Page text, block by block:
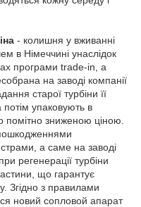
- колишня у вживанні
в Німеччині унаслідок
програми trade-in, а
на заводі компанії
старої турбіни її
потім упаковують в
помітно зниженою ціною.
а саме на заводі
регенерації турбіни
що гарантує
Згідно з правилами
новий сопловой апарат